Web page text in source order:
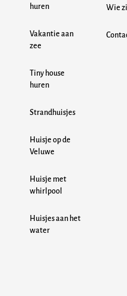
huren
Vakantie aan
zee
Tiny house
huren
Strandhuisjes
Huisje op de
Veluwe
Huisje met
whirlpool
Huisjes aan het
water
Wie